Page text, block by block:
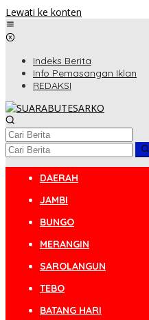
Lewati ke konten
Indeks Berita
Info Pemasangan Iklan
REDAKSI
DAERAH
JAMBI
BUNGO
MERANGIN
SAROLANGUN
TEBO
BATANG HARI